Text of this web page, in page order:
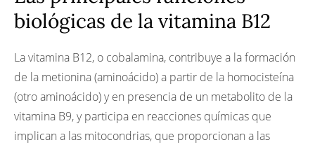
Carencia y exceso de vitamina B12
Referencias
biológicas de la vitamina B12
La vitamina B12, o cobalamina, contribuye a la formación
de la metionina (aminoácido) a partir de la homocisteína
(otro aminoácido) y en presencia de un metabolito de la
vitamina B9, y participa en reacciones químicas que
implican a las mitocondrias, que proporcionan a las